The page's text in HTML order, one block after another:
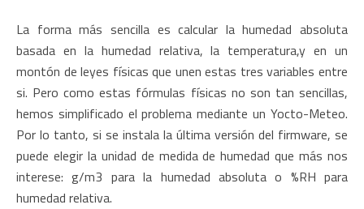
La forma más sencilla es calcular la humedad absoluta
basada en la humedad relativa, la temperatura,y en un
montón de leyes físicas que unen estas tres variables entre
si. Pero como estas fórmulas físicas no son tan sencillas,
hemos simplificado el problema mediante un Yocto-Meteo.
Por lo tanto, si se instala la última versión del firmware, se
puede elegir la unidad de medida de humedad que más nos
interese: g/m3 para la humedad absoluta o %RH para
humedad relativa.